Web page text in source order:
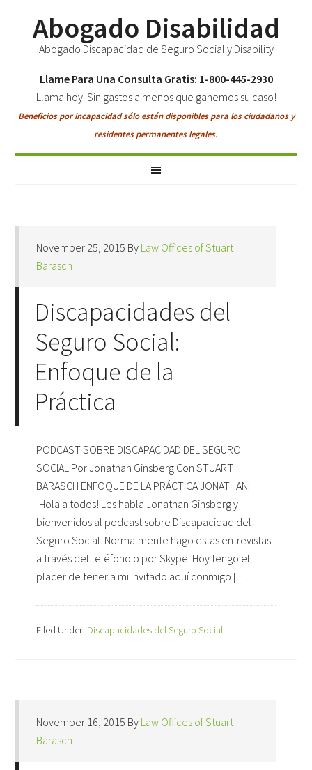
Abogado Disabilidad
Abogado Discapacidad de Seguro Social y Disability
Llame Para Una Consulta Gratis: 1-800-445-2930
Llama hoy. Sin gastos a menos que ganemos su caso!
Beneficios por incapacidad sólo están disponibles para los ciudadanos y
residentes permanentes legales.
November 25, 2015 By Law Offices of Stuart
Barasch
Discapacidades del
Seguro Social:
Enfoque de la
Práctica
PODCAST SOBRE DISCAPACIDAD DEL SEGURO
SOCIAL Por Jonathan Ginsberg Con STUART
BARASCH ENFOQUE DE LA PRÁCTICA JONATHAN:
¡Hola a todos! Les habla Jonathan Ginsberg y
bienvenidos al podcast sobre Discapacidad del
Seguro Social. Normalmente hago estas entrevistas
a través del teléfono o por Skype. Hoy tengo el
placer de tener a mi invitado aquí conmigo […]
Filed Under: Discapacidades del Seguro Social
November 16, 2015 By Law Offices of Stuart
Barasch